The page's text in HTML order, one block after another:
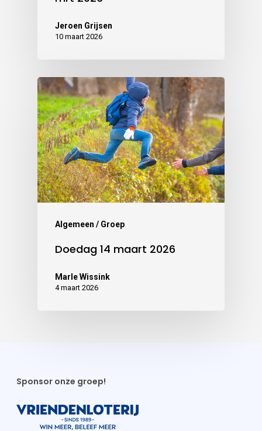
Jeroen Grijsen
10 maart 2026
Algemeen / Groep
Doedag 14 maart 2026
Marle Wissink
4 maart 2026
Sponsor onze groep!